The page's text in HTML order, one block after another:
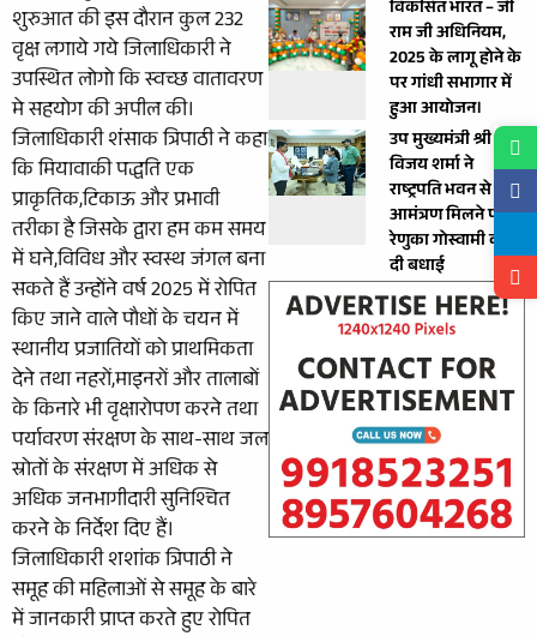
शुरुआत की इस दौरान कुल 232
वृक्ष लगाये गये जिलाधिकारी ने
उपस्थित लोगो कि स्वच्छ वातावरण
मे सहयोग की अपील की।
जिलाधिकारी शंसाक त्रिपाठी ने कहा
कि मियावाकी पद्धति एक
प्राकृतिक,टिकाऊ और प्रभावी
तरीका है जिसके द्वारा हम कम समय
में घने,विविध और स्वस्थ जंगल बना
सकते हैं उन्होंने वर्ष 2025 में रोपित
किए जाने वाले पौधों के चयन में
स्थानीय प्रजातियों को प्राथमिकता
देने तथा नहरों,माइनरों और तालाबों
के किनारे भी वृक्षारोपण करने तथा
पर्यावरण संरक्षण के साथ-साथ जल
स्रोतों के संरक्षण में अधिक से
अधिक जनभागीदारी सुनिश्चित
करने के निर्देश दिए हैं।
जिलाधिकारी शशांक त्रिपाठी ने
समूह की महिलाओं से समूह के बारे
में जानकारी प्राप्त करते हुए रोपित
विकसित भारत – जी
राम जी अधिनियम,
2025 के लागू होने के
पर गांधी सभागार में
हुआ आयोजन।
उप मुख्यमंत्री श्री
विजय शर्मा ने
राष्ट्रपति भवन से
आमंत्रण मिलने पर
रेणुका गोस्वामी को
दी बधाई